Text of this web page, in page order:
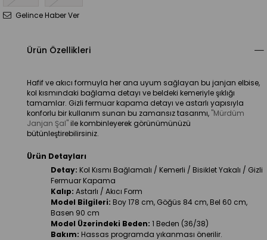
Gelince Haber Ver
Ürün Özellikleri
Hafif ve akıcı formuyla her ana uyum sağlayan bu janjan elbise,
kol kısmındaki bağlama detayı ve beldeki kemeriyle şıklığı
tamamlar. Gizli fermuar kapama detayı ve astarlı yapısıyla
konforlu bir kullanım sunan bu zamansız tasarımı, "Mürdüm
Janjan Şal" ile kombinleyerek görünümünüzü
bütünleştirebilirsiniz.
Ürün Detayları
Detay: Kol Kısmı Bağlamalı / Kemerli / Bisiklet Yakalı / Gizli
Fermuar Kapama
Kalıp: Astarlı / Akıcı Form
Model Bilgileri: Boy 178 cm, Göğüs 84 cm, Bel 60 cm,
Basen 90 cm
Model Üzerindeki Beden: 1 Beden (36/38)
Bakım: Hassas programda yıkanması önerilir.